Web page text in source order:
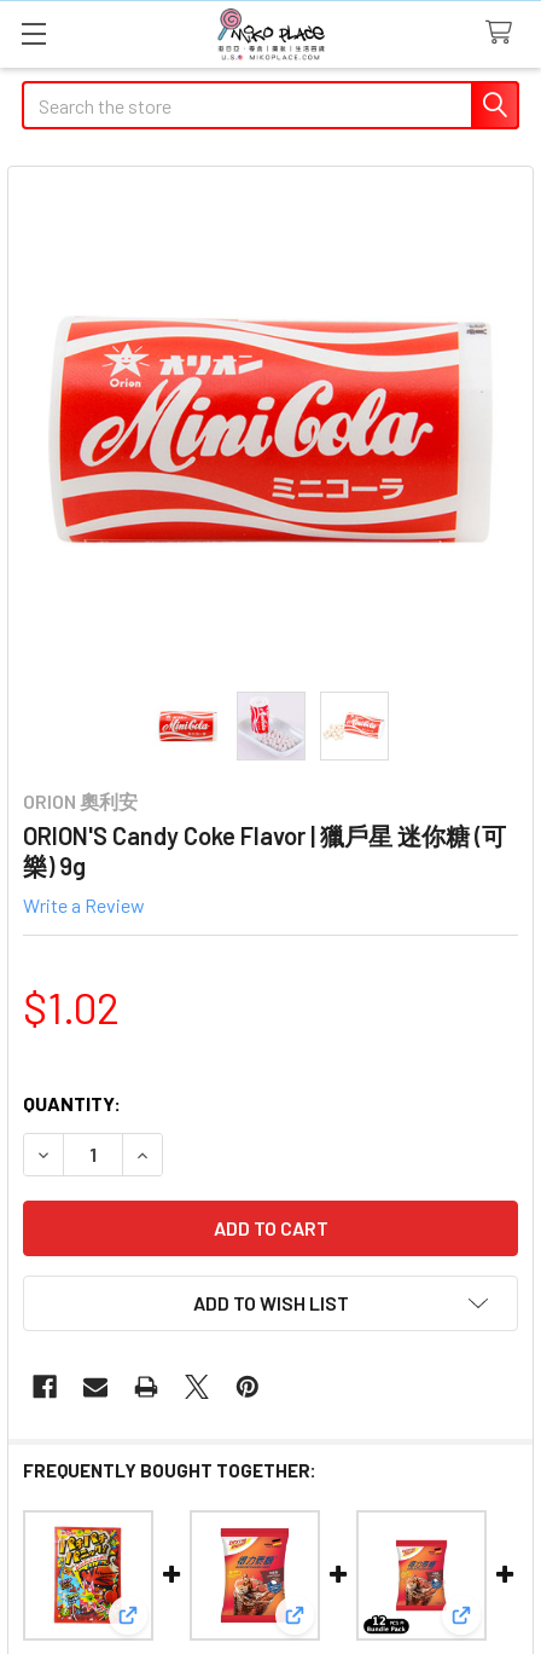
Search
ORION 奧利安
ORION'S Candy Coke Flavor | 獵戶星 迷你糖 (可
樂) 9g
Write a Review
$1.02
QUANTITY:
DECREASE QUANTITY OF ORION'S CANDY COKE FLAVOR |
INCREASE QUANTITY OF ORION'S CANDY
ADD TO WISH LIST
FREQUENTLY BOUGHT TOGETHER:
View: Meisan Popping Candy Cola Flavor | 明治 爆
View: DEXTRO Spot D-View: